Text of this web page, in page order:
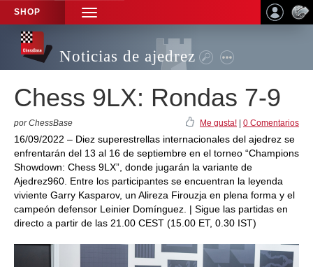
SHOP
TOGGLE
NAVIGATION
Noticias de ajedrez
Chess 9LX: Rondas 7-9
por ChessBase Me gusta! 0 Comentarios
16/09/2022 – Diez superestrellas internacionales del ajedrez se
enfrentarán del 13 al 16 de septiembre en el torneo “Champions
Showdown: Chess 9LX”, donde jugarán la variante de
Ajedrez960. Entre los participantes se encuentran la leyenda
viviente Garry Kasparov, un Alireza Firouzja en plena forma y el
campeón defensor Leinier Domínguez. | Sigue las partidas en
directo a partir de las 21.00 CEST (15.00 ET, 0.30 IST)